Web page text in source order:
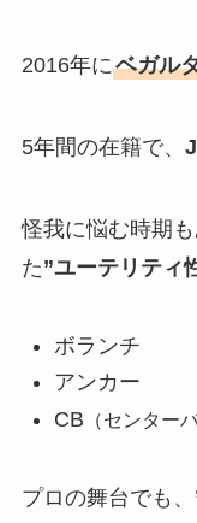
2016年にベガル
5年間の在籍で、
怪我に悩む時期
た”ユーテリティ
ボランチ
アンカー
CB （センター
プロの舞台でも、